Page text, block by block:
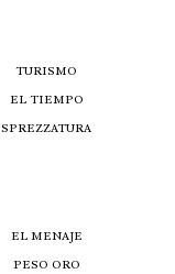
TURISMO
EL TIEMPO
SPREZZATURA
EL MENAJE
PESO ORO